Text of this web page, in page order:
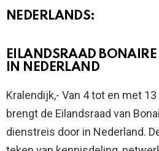
NEDERLANDS:
EILANDSRAAD BONAIRE
IN NEDERLAND
Kralendijk,- Van 4 tot en met
brengt de Eilandsraad van
dienstreis door in Nederland.